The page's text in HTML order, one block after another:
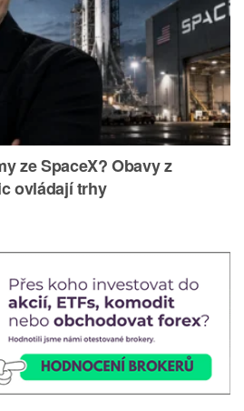
ze SpaceX? Obavy z
ovládají trhy